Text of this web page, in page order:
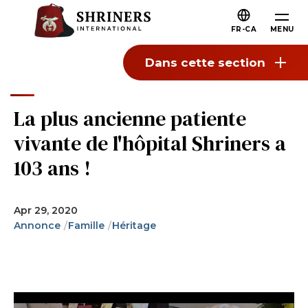
Passer au contenu principal
Passer à la navigation
Qui Sommes-nous
À propos des Shriners
Notre histoire
Plaisir et camaraderie
Notre philanthropie
Direction
Organisations partenaires
Shriners Prochaine génération
FR-CA MENU
Dans cette section
La plus ancienne patiente
vivante de l'hôpital Shriners a
103 ans !
Apr 29, 2020
Annonce
Famille Héritage